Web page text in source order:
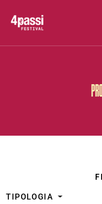
TIPOLOGIA